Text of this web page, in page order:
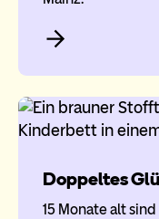
Doppeltes
15 Monate alt